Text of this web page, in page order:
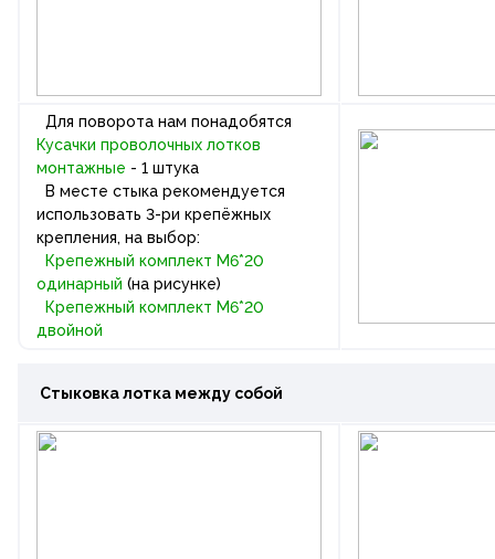
Для поворота нам понадобятся
Кусачки проволочных лотков
монтажные - 1 штука
В месте стыка рекомендуется
использовать 3-ри крепёжных
крепления, на выбор:
Крепежный комплект М6*20
одинарный (на рисунке)
Крепежный комплект М6*20
двойной
Стыковка лотка между собой